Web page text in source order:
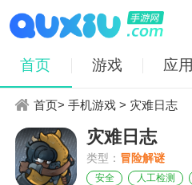
首页 游戏 应用
首页>手机游戏 > 灾难日志
灾难日志
类型： 冒险解谜
安全 人工检测